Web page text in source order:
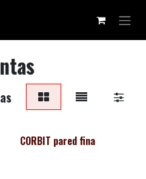
CORBIT pared fina